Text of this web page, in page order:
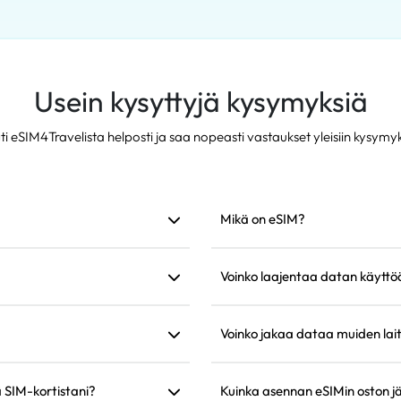
Usein kysyttyjä kysymyksiä
eSIM4Travelista helposti ja saa nopeasti vastaukset yleisiin
joten sinun ei tarvitse
SIM-kortistani?
Mikä on eSIM?
asentamisen jälkeen voit
Voinko laajentaa datan
nykyinen suunnitelma
Voinko jakaa dataa muiden
puhelimessasi.
Kuinka asennan eSIMin oston